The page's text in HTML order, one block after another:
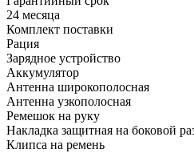
24 месяца
Комплект поставки
Рация
Зарядное устройство
Аккумулятор
Антенна широкополосная
Антенна узкополосная
Ремешок на руку
Накладка защитная на боковой
Клипса на ремень